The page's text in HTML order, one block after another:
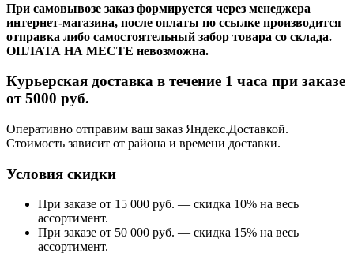
При самовывозе заказ формируется через менеджера
интернет-магазина, после оплаты по ссылке производится
отправка либо самостоятельный забор товара со склада.
ОПЛАТА НА МЕСТЕ невозможна.
Курьерская доставка в течение 1 часа при заказе
от 5000 руб.
Оперативно отправим ваш заказ Яндекс.Доставкой.
Стоимость зависит от района и времени доставки.
Условия скидки
При заказе от 15 000 руб. — скидка 10% на весь
ассортимент.
При заказе от 50 000 руб. — скидка 15% на весь
ассортимент.